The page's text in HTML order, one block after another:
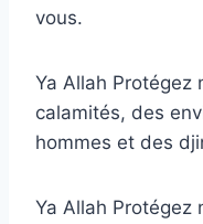
vous.
Ya Allah Protégez
calamités, des
hommes et des
Ya Allah Protégez